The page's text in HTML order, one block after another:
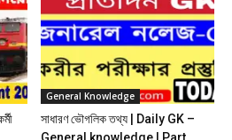
General Knowledge
সাধারণ ভৌগলিক তথ্য | Daily GK –